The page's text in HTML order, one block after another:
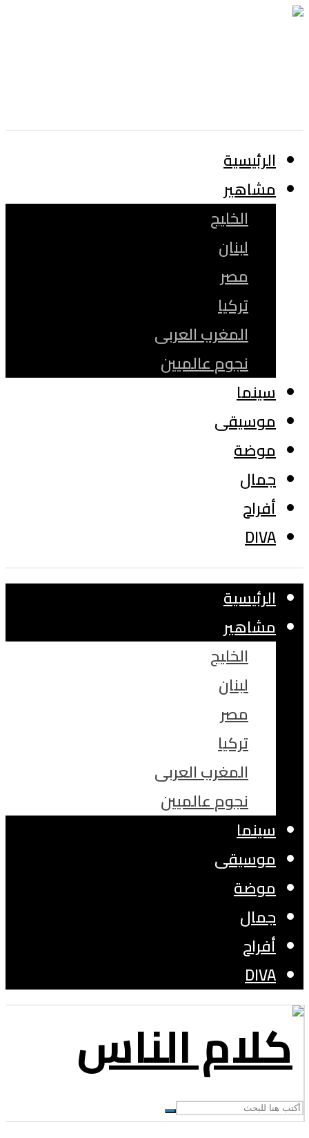
الرئيسية
مشاهير
الخليج
لبنان
مصر
تركيا
المغرب العربى
نجوم عالميين
سينما
موسيقى
موضة
جمال
أفراح
DIVA
الرئيسية
مشاهير
الخليج
لبنان
مصر
تركيا
المغرب العربى
نجوم عالميين
سينما
موسيقى
موضة
جمال
أفراح
DIVA